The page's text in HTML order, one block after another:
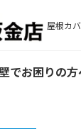
屋根カ
でお困りの方